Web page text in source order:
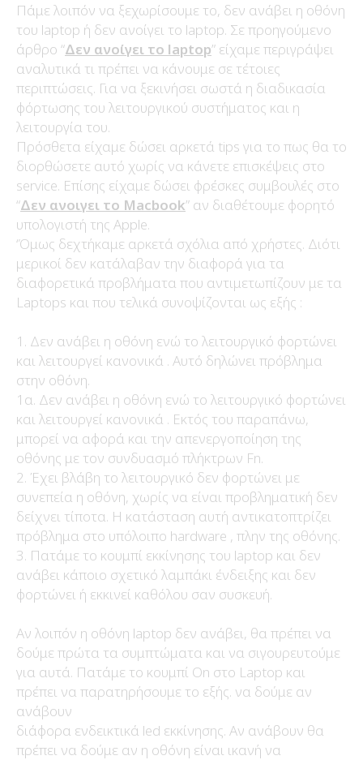
Πάμε λοιπόν να ξεχωρίσουμε το, δεν ανάβει η οθόνη
του laptop ή δεν ανοίγει το laptop. Σε προηγούμενο
άρθρο “Δεν ανοίγει το laptop” είχαμε περιγράψει
αναλυτικά τι πρέπει να κάνουμε σε τέτοιες
περιπτώσεις. Για να ξεκινήσει σωστά η διαδικασία
φόρτωσης του λειτουργικού συστήματος και η
λειτουργία του.
Πρόσθετα είχαμε δώσει αρκετά tips για το πως θα το
διορθώσετε αυτό χωρίς να κάνετε επισκέψεις στο
service. Επίσης είχαμε δώσει φρέσκες συμβουλές στο
“Δεν ανοιγει το Macbook” αν διαθέτουμε φορητό
υπολογιστή της Apple.
‘Όμως δεχτήκαμε αρκετά σχόλια από χρήστες. Διότι
μερικοί δεν κατάλαβαν την διαφορά για τα
διαφορετικά προβλήματα που αντιμετωπίζουν με τα
Laptops και που τελικά συνοψίζονται ως εξής :
1. Δεν ανάβει η οθόνη ενώ το λειτουργικό φορτώνει
και λειτουργεί κανονικά . Αυτό δηλώνει πρόβλημα
στην οθόνη.
1α. Δεν ανάβει η οθόνη ενώ το λειτουργικό φορτώνει
και λειτουργεί κανονικά . Εκτός του παραπάνω,
μπορεί να αφορά και την απενεργοποίηση της
οθόνης με τον συνδυασμό πλήκτρων Fn.
2. Έχει βλάβη το λειτουργικό δεν φορτώνει με
συνεπεία η οθόνη, χωρίς να είναι προβληματική δεν
δείχνει τίποτα. Η κατάσταση αυτή αντικατοπτρίζει
πρόβλημα στο υπόλοιπο hardware , πλην της οθόνης.
3. Πατάμε το κουμπί εκκίνησης του laptop και δεν
ανάβει κάποιο σχετικό λαμπάκι ένδειξης και δεν
φορτώνει ή εκκινεί καθόλου σαν συσκευή.
Αν λοιπόν η οθόνη laptop δεν ανάβει, θα πρέπει να
δούμε πρώτα τα συμπτώματα και να σιγουρευτούμε
για αυτά. Πατάμε το κουμπί On στο Laptop και
πρέπει να παρατηρήσουμε το εξής. να δούμε αν
ανάβουν
διάφορα ενδεικτικά led εκκίνησης. Αν ανάβουν θα
πρέπει να δούμε αν η οθόνη είναι ικανή να